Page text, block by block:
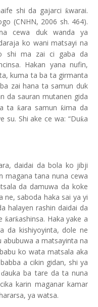
shi da gajarci ƙwarai.
(CNHN, 2006 sh. 464).
cewa duk wanda ya
ko wani matsayi na
shi ma zai ci gaba da
Hakan yana nufin,
kuma ta ba ta girmanta
zai hana ta samun duk
da sauran mutanen gida
ta ƙara samun ƙima da
su. Shi ake ce wa: “Duƙa
daidai da bola ko jibji
magana tana nuna cewa
da damuwa da koke
ne, saboda haka sai ya yi
halayen rashin daidai da
ƙarƙashinsa. Haka yake a
da kishiyoyinta, dole ne
abubuwa a matsayinta na
ko wata matsala aka
a cikin gidan, shi ya
ɗauka ba tare da ta nuna
karin maganar kamar
ya watsa.